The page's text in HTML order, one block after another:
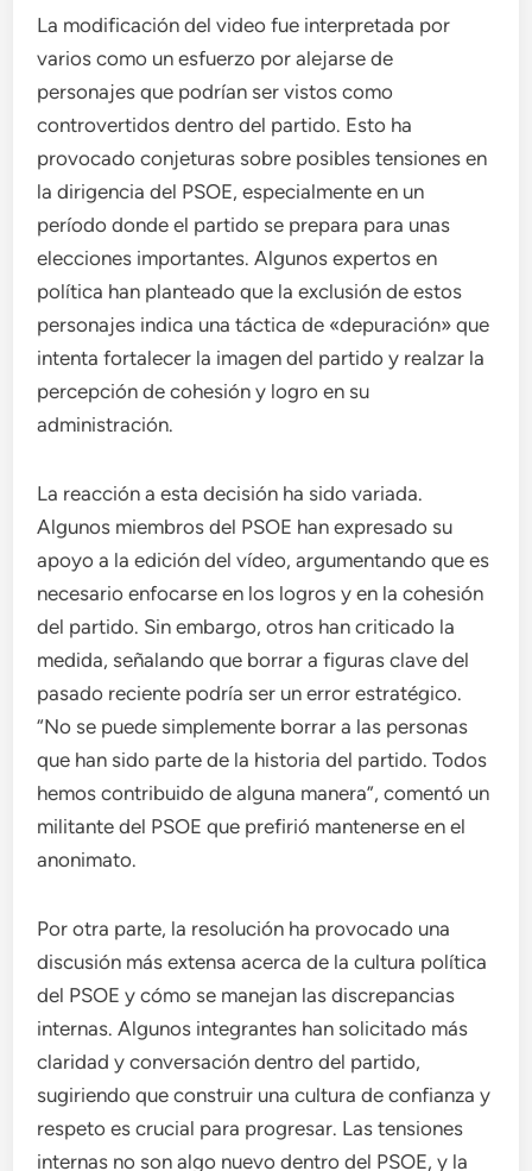
La modificación del video fue interpretada por
varios como un esfuerzo por alejarse de
personajes que podrían ser vistos como
controvertidos dentro del partido. Esto ha
provocado conjeturas sobre posibles tensiones en
la dirigencia del PSOE, especialmente en un
período donde el partido se prepara para unas
elecciones importantes. Algunos expertos en
política han planteado que la exclusión de estos
personajes indica una táctica de «depuración» que
intenta fortalecer la imagen del partido y realzar la
percepción de cohesión y logro en su
administración.
La reacción a esta decisión ha sido variada.
Algunos miembros del PSOE han expresado su
apoyo a la edición del vídeo, argumentando que es
necesario enfocarse en los logros y en la cohesión
del partido. Sin embargo, otros han criticado la
medida, señalando que borrar a figuras clave del
pasado reciente podría ser un error estratégico.
“No se puede simplemente borrar a las personas
que han sido parte de la historia del partido. Todos
hemos contribuido de alguna manera”, comentó un
militante del PSOE que prefirió mantenerse en el
anonimato.
Por otra parte, la resolución ha provocado una
discusión más extensa acerca de la cultura política
del PSOE y cómo se manejan las discrepancias
internas. Algunos integrantes han solicitado más
claridad y conversación dentro del partido,
sugiriendo que construir una cultura de confianza y
respeto es crucial para progresar. Las tensiones
internas no son algo nuevo dentro del PSOE, y la